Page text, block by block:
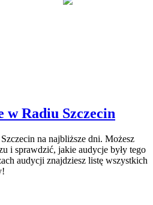
w Radiu Szczecin
na najbliższe dni. Możesz
i sprawdzić, jakie audycje były tego
audycji znajdziesz listę wszystkich